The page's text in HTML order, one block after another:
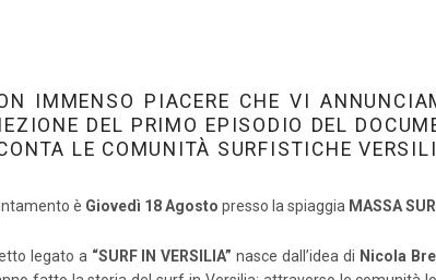
IMMENSO PIACERE CHE VI
DEL PRIMO EPISODIO DEL
LE COMUNITÀ SURFISTICHE
è Giovedì 18 Agosto presso la spiaggia MASSA
legato a “SURF IN VERSILIA” nasce dall’idea di Nicola